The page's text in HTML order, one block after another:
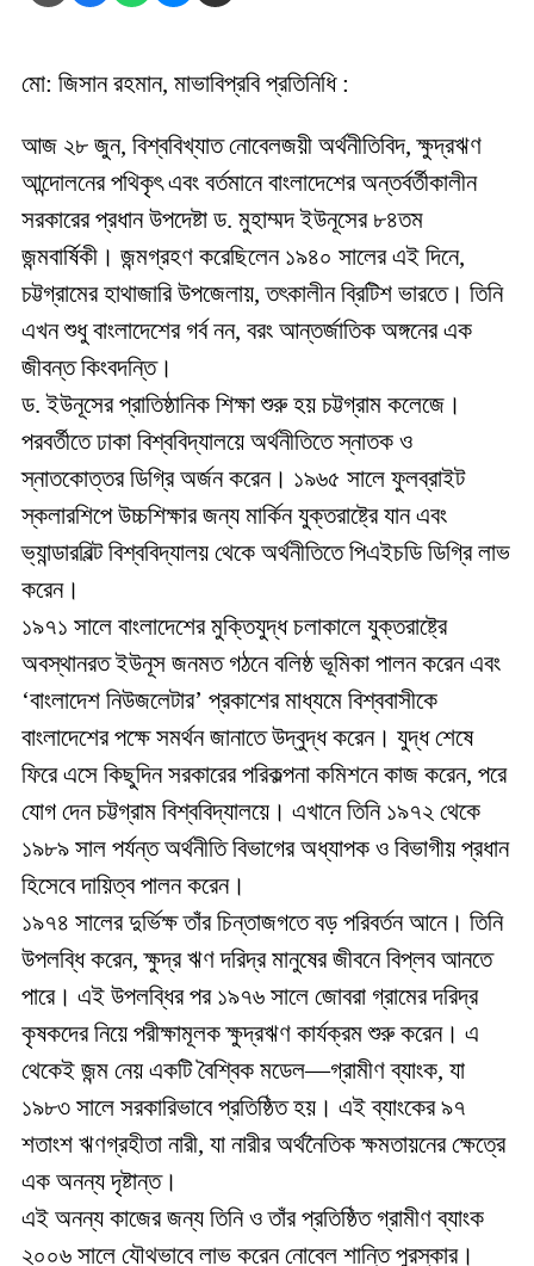
মো: জিসান রহমান, মাভাবিপ্রবি প্রতিনিধি :
আজ ২৮ জুন, বিশ্ববিখ্যাত নোবেলজয়ী অর্থনীতিবিদ, ক্ষুদ্রঋণ
আন্দোলনের পথিকৃৎ এবং বর্তমানে বাংলাদেশের অন্তর্বর্তীকালীন
সরকারের প্রধান উপদেষ্টা ড. মুহাম্মদ ইউনূসের ৮৪তম
জন্মবার্ষিকী। জন্মগ্রহণ করেছিলেন ১৯৪০ সালের এই দিনে,
চট্টগ্রামের হাথাজারি উপজেলায়, তৎকালীন ব্রিটিশ ভারতে। তিনি
এখন শুধু বাংলাদেশের গর্ব নন, বরং আন্তর্জাতিক অঙ্গনের এক
জীবন্ত কিংবদন্তি।
ড. ইউনূসের প্রাতিষ্ঠানিক শিক্ষা শুরু হয় চট্টগ্রাম কলেজে।
পরবর্তীতে ঢাকা বিশ্ববিদ্যালয়ে অর্থনীতিতে স্নাতক ও
স্নাতকোত্তর ডিগ্রি অর্জন করেন। ১৯৬৫ সালে ফুলব্রাইট
স্কলারশিপে উচ্চশিক্ষার জন্য মার্কিন যুক্তরাষ্ট্রে যান এবং
ভ্যান্ডারবিল্ট বিশ্ববিদ্যালয় থেকে অর্থনীতিতে পিএইচডি ডিগ্রি লাভ
করেন।
১৯৭১ সালে বাংলাদেশের মুক্তিযুদ্ধ চলাকালে যুক্তরাষ্ট্রে
অবস্থানরত ইউনূস জনমত গঠনে বলিষ্ঠ ভূমিকা পালন করেন এবং
‘বাংলাদেশ নিউজলেটার’ প্রকাশের মাধ্যমে বিশ্ববাসীকে
বাংলাদেশের পক্ষে সমর্থন জানাতে উদ্বুদ্ধ করেন। যুদ্ধ শেষে
ফিরে এসে কিছুদিন সরকারের পরিকল্পনা কমিশনে কাজ করেন, পরে
যোগ দেন চট্টগ্রাম বিশ্ববিদ্যালয়ে। এখানে তিনি ১৯৭২ থেকে
১৯৮৯ সাল পর্যন্ত অর্থনীতি বিভাগের অধ্যাপক ও বিভাগীয় প্রধান
হিসেবে দায়িত্ব পালন করেন।
১৯৭৪ সালের দুর্ভিক্ষ তাঁর চিন্তাজগতে বড় পরিবর্তন আনে। তিনি
উপলব্ধি করেন, ক্ষুদ্র ঋণ দরিদ্র মানুষের জীবনে বিপ্লব আনতে
পারে। এই উপলব্ধির পর ১৯৭৬ সালে জোবরা গ্রামের দরিদ্র
কৃষকদের নিয়ে পরীক্ষামূলক ক্ষুদ্রঋণ কার্যক্রম শুরু করেন। এ
থেকেই জন্ম নেয় একটি বৈশ্বিক মডেল—গ্রামীণ ব্যাংক, যা
১৯৮৩ সালে সরকারিভাবে প্রতিষ্ঠিত হয়। এই ব্যাংকের ৯৭
শতাংশ ঋণগ্রহীতা নারী, যা নারীর অর্থনৈতিক ক্ষমতায়নের ক্ষেত্রে
এক অনন্য দৃষ্টান্ত।
এই অনন্য কাজের জন্য তিনি ও তাঁর প্রতিষ্ঠিত গ্রামীণ ব্যাংক
২০০৬ সালে যৌথভাবে লাভ করেন নোবেল শান্তি পুরস্কার।